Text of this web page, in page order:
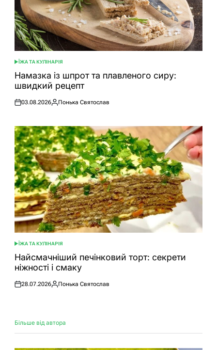
ОПУБЛІКУВАТИ
У
ЇЖА ТА КУЛІНАРІЯ
Намазка із шпрот та плавленого сиру:
швидкий рецепт
Оприлюднено
03.08.2026
Опубліковано
Понька Святослав
ОПУБЛІКУВАТИ
У
ЇЖА ТА КУЛІНАРІЯ
Найсмачніший печінковий торт: секрети
ніжності і смаку
Оприлюднено
28.07.2026
Опубліковано
Понька Святослав
Більше від автора